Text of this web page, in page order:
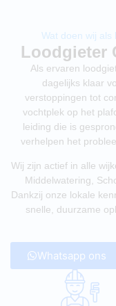
Wat doen wij als
Loodgieter
Als ervaren
dagelijks klaar
verstoppingen tot
vochtplek op het
leiding die is
verhelpen het
Wij zijn actief in alle
Middelwatering,
Dankzij onze lokale
snelle, duurzame
Whatsapp ons